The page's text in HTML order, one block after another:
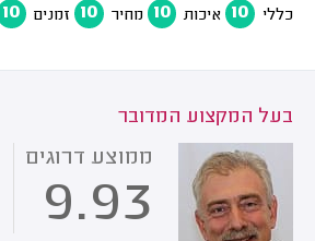
כללי 10 איכות 10 מחיר 10 זמנים 10
בעל המקצוע המדובר
ממוצע דרוגים
9.93